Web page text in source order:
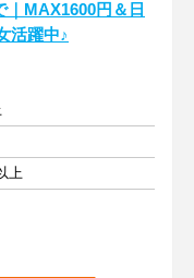
MAX1600円＆日
活躍中♪
上